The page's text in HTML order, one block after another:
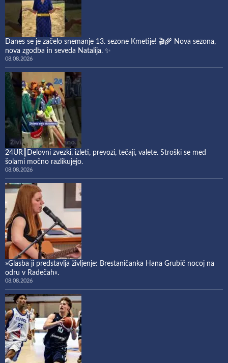
Danes se je začelo snemanje 13. sezone Kmetije! 🎬🌾 Nova sezona,
nova zgodba in seveda Natalija. ✨
08.08.2026
24UR┃Delovni zvezki, izleti, prevozi, tečaji, valete. Stroški se med
šolami močno razlikujejo.
08.08.2026
»Glasba ji predstavlja življenje: Brestaničanka Hana Grubič nocoj na
odru v Radečah«.
08.08.2026